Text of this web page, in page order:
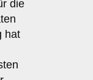
die
hat